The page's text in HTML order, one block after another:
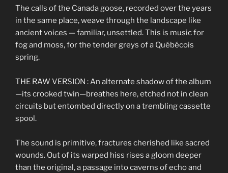
The calls of the Canada goose, recorded over the years
in the same place, weave through the landscape like
ancient voices — familiar, unsettled. This is music for
fog and moss, for the tender greys of a Québécois
spring.
THE RAW VERSION : An alternate shadow of the album
—its crooked twin—breathes here, etched not in clean
circuits but entombed directly on a trembling cassette
spool.
The sound is primitive, fractures cherished like sacred
wounds. Out of its warped hiss rises a gloom deeper
than the original, a passage into caverns of echo and